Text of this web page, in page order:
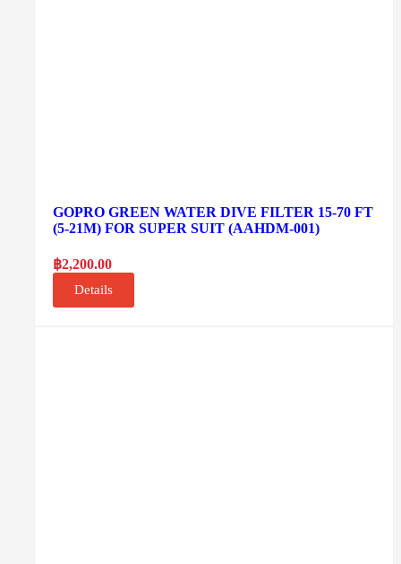
GOPRO GREEN WATER DIVE FILTER 15-70 FT
(5-21M) FOR SUPER SUIT (AAHDM-001)
฿2,200.00
Details